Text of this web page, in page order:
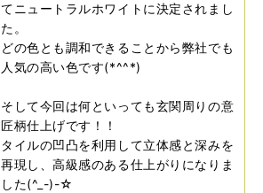
てニュートラルホワイトに決定されまし
た。
どの色とも調和できることから弊社でも
人気の高い色です(*^^*)
そして今回は何といっても玄関周りの意
匠柄仕上げです！！
タイルの凹凸を利用して立体感と深みを
再現し、高級感のある仕上がりになりま
した(^_-)-☆